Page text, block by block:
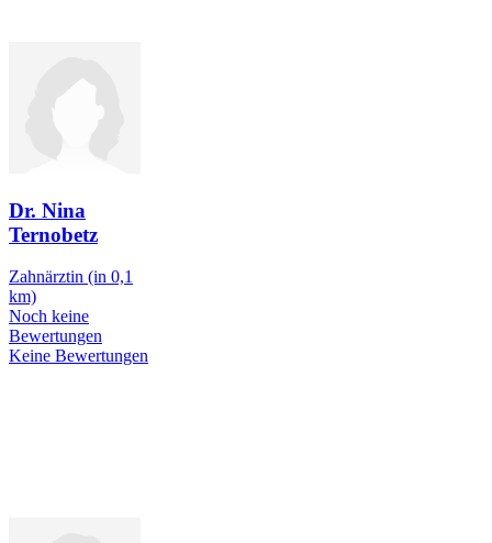
Dr. Nina
Ternobetz
Zahnärztin (in 0,1
km)
Noch keine
Bewertungen
Keine Bewertungen